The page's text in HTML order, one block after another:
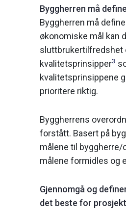
Byggherren må
Byggherren må
økonomiske mål kan
sluttbrukertilfredshet
kvalitetsprinsipper3
kvalitets­prinsippene
prioritere riktig.
Byggherrens
forstått. Basert på
målene til byggherre/
målene formidles og
Gjennomgå og
det beste for